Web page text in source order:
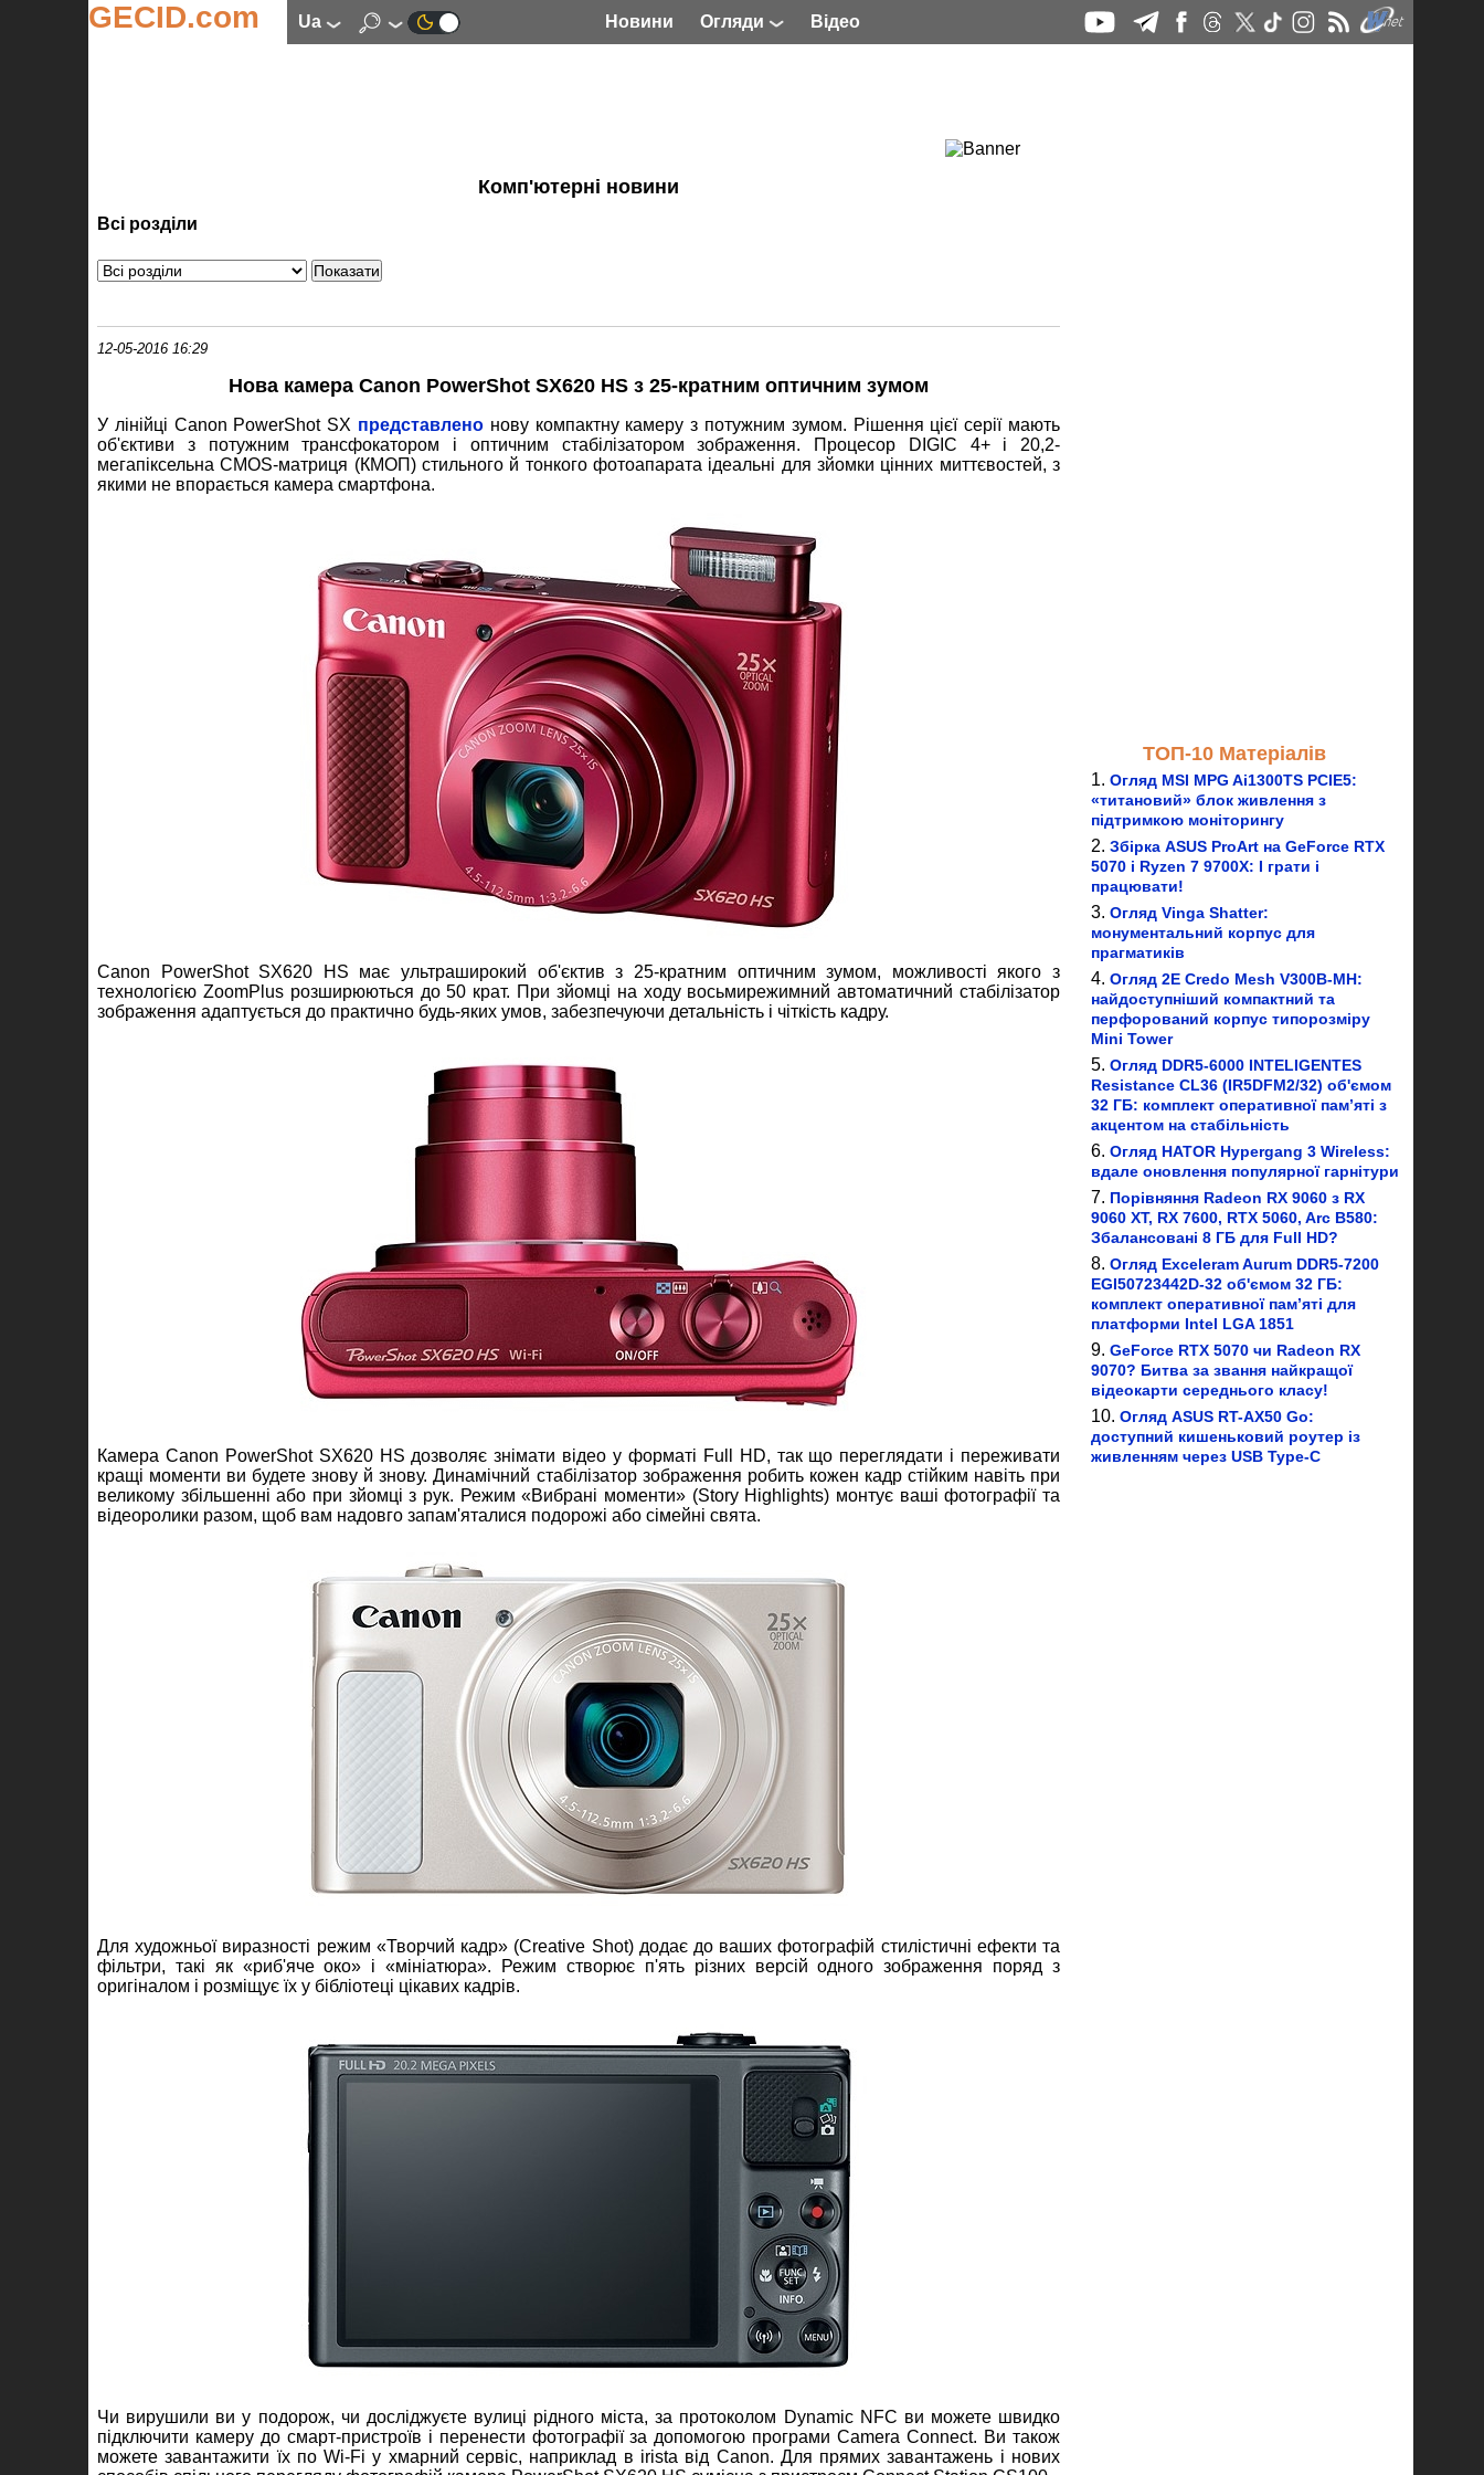
GECID.com ua Новини Огляди Відео
Комп'ютерні новини
Всі розділи
12-05-2016 16:29
Нова камера Canon PowerShot SX620 HS з 25-кратним оптичним зумом
У лінійці Canon PowerShot SX представлено нову компактну камеру з потужним зумом. Рішення цієї серії мають
об'єктиви з потужним трансфокатором і оптичним стабілізатором зображення. Процесор DIGIC 4+ і 20,2-
мегапіксельна CMOS-матриця (КМОП) стильного й тонкого фотоапарата ідеальні для зйомки цінних миттєвостей, з
якими не впорається камера смартфона.
Canon PowerShot SX620 HS має ультраширокий об'єктив з 25-кратним оптичним зумом, можливості якого з
технологією ZoomPlus розширюються до 50 крат. При зйомці на ходу восьмирежимний автоматичний стабілізатор
зображення адаптується до практично будь-яких умов, забезпечуючи детальність і чіткість кадру.
Камера Canon PowerShot SX620 HS дозволяє знімати відео у форматі Full HD, так що переглядати і переживати
кращі моменти ви будете знову й знову. Динамічний стабілізатор зображення робить кожен кадр стійким навіть при
великому збільшенні або при зйомці з рук. Режим «Вибрані моменти» (Story Highlights) монтує ваші фотографії та
відеоролики разом, щоб вам надовго запам'яталися подорожі або сімейні свята.
Для художньої виразності режим «Творчий кадр» (Creative Shot) додає до ваших фотографій стилістичні ефекти та
фільтри, такі як «риб'яче око» і «мініатюра». Режим створює п'ять різних версій одного зображення поряд з
оригіналом і розміщує їх у бібліотеці цікавих кадрів.
Чи вирушили ви у подорож, чи досліджуєте вулиці рідного міста, за протоколом Dynamic NFC ви можете швидко
підключити камеру до смарт-пристроїв і перенести фотографії за допомогою програми Camera Connect. Ви також
можете завантажити їх по Wi-Fi у хмарний сервіс, наприклад в irista від Canon. Для прямих завантажень і нових
ТОП-10 Матеріалів
Огляд MSI MPG Ai1300TS PCIE5:
«титановий» блок живлення з
підтримкою моніторингу
Збірка ASUS ProArt на GeForce RTX
5070 і Ryzen 7 9700X: І грати і
працювати!
Огляд Vinga Shatter:
монументальний корпус для
прагматиків
Огляд 2E Credo Mesh V300B-MH:
найдоступніший компактний та
перфорований корпус типорозміру
Mini Tower
Огляд DDR5-6000 INTELIGENTES
Resistance CL36 (IR5DFM2/32) об'ємом
32 ГБ: комплект оперативної пам’яті з
акцентом на стабільність
Огляд HATOR Hypergang 3 Wireless:
вдале оновлення популярної гарнітури
Порівняння Radeon RX 9060 з RX
9060 XT, RX 7600, RTX 5060, Arc B580:
Збалансовані 8 ГБ для Full HD?
Огляд Exceleram Aurum DDR5-7200
EGI50723442D-32 об'ємом 32 ГБ:
комплект оперативної пам’яті для
платформи Intel LGA 1851
GeForce RTX 5070 чи Radeon RX
9070? Битва за звання найкращої
відеокарти середнього класу!
Огляд ASUS RT-AX50 Go:
доступний кишеньковий роутер із
живленням через USB Type-C